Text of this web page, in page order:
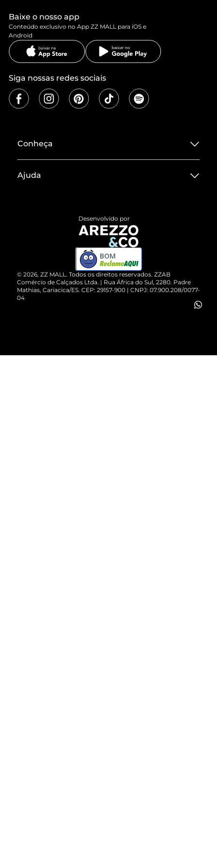
Baixe o nosso app
Conteúdo exclusivo no App ZZ MALL para iOS e
Android
Siga nossas redes sociais
Conheça
Termos de Uso
ZZ MALL é confiável
Cartão Presente
Vendas Corporativas
Ajuda
Devolução do Produto
Compre pelo WhatsApp
© 2026, ZZ MALL. Todos os direitos reservados. ZZAB
Comércio de Calçados Ltda. | Rua África do Sul, 2280. Padre
Mathias, Cariacica/ES. CEP: 29157-900 | CNPJ: 07.900.208/0077-
04
Desenvolvido por
BOM